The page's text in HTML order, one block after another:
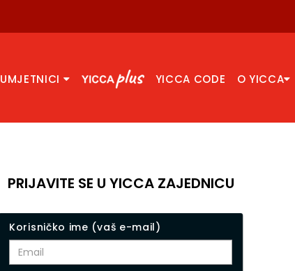
UMJETNICI YICCA CODE O YICCA
PRIJAVITE SE U YICCA ZAJEDNICU
Korisničko ime (vaš e-mail)